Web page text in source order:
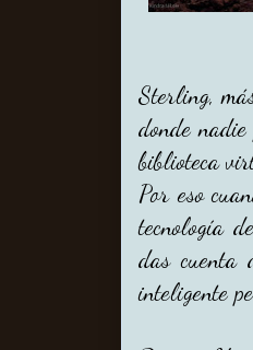
Sterling,
donde
biblioteca
Por eso
tecnología
das cuenta
inteligente